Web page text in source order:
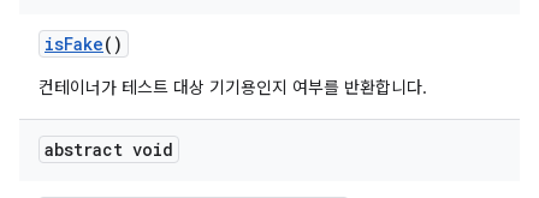
isFake()
컨테이너가 테스트 대상 기기용인지 여부를 반환합니다.
abstract void